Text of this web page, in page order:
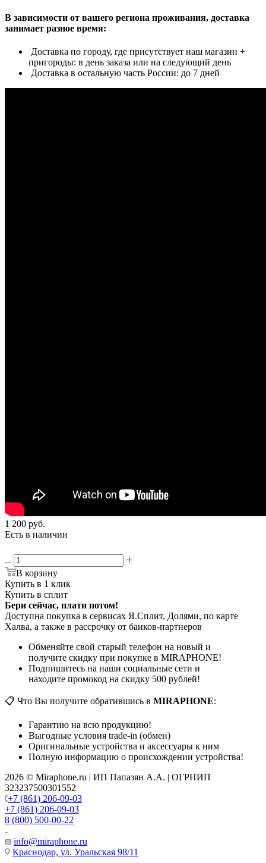
В зависимости от вашего региона проживания, доставка
занимает разное время:
Доставка по городу, где присутствует наш магазин +
пригороды: в день заказа или на следующий день
Доставка в остальную часть России: до 7 дней
1 200 руб.
Есть в наличии
В корзину
Купить в 1 клик
Купить в сплит
Бери сейчас, плати потом!
Доступна покупка в сервисах Я.Сплит, Долями, по карте
Халва, а также в рассрочку от банков-партнеров
Обменяйте свой старый телефон на новый и
получите скидку при покупке в MIRAPHONE!
Подпишитесь на наши социальные сети и
находите промокод на скидку 500 рублей!
📋 Что Вы получите обратившись в MIRAPHONE:
Гарантию на всю продукцию!
Выгодные условия trade-in (обмен)
Оригинальные устройства и аксессуары к ним
Полную информацию о происхождении устройства!
2026 © Miraphone.ru | ИП Папазян А.А. | ОГРНИП
323237500301552
+7 (861) 206-09-03
+7 (861) 206-09-03
8 (800) 500-00-22
info@miraphone.ru
Краснодар, ул. Уральская 98/11